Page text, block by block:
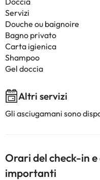
Servizi
Douche ou baignoire
Bagno privato
Carta igienica
Shampoo
Gel doccia
Altri servizi
Gli asciugamani sono
Orari del check-in
importanti